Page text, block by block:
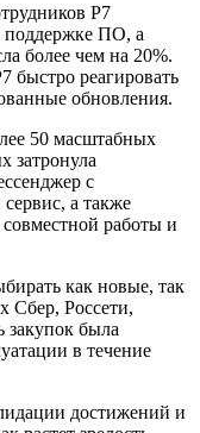
Р7
поддержке ПО, а
более чем на 20%.
быстро реагировать
обновления.
50 масштабных
затронула
с
а также
работы и
как новые, так
Сбер, Россети,
была
в течение
достижений и